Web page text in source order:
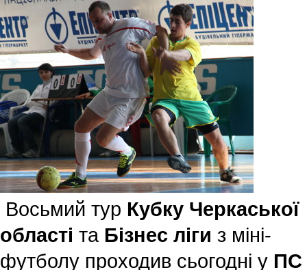
Восьмий тур Кубку Черкаської
області та Бізнес ліги з міні-
футболу проходив сьогодні у ПС